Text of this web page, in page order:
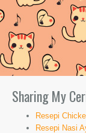
Sharing My
Resepi
Resepi Nasi